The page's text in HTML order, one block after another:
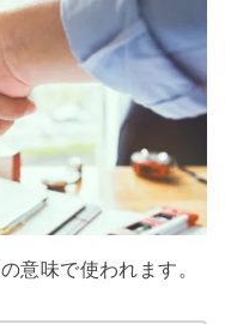
意味で使われます。